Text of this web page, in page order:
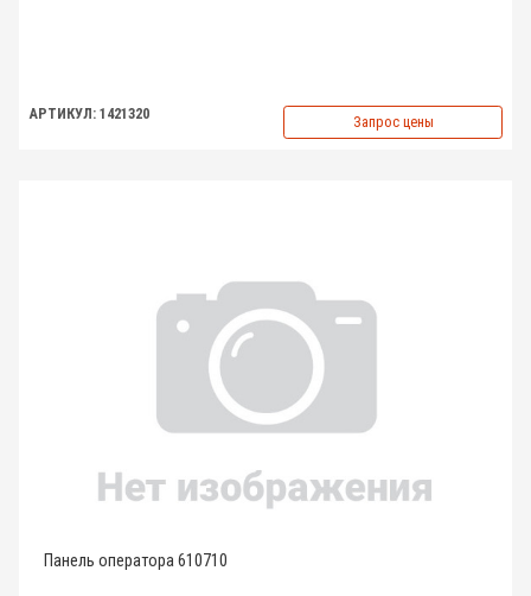
АРТИКУЛ: 1421320 Запрос цены
Панель оператора 610710